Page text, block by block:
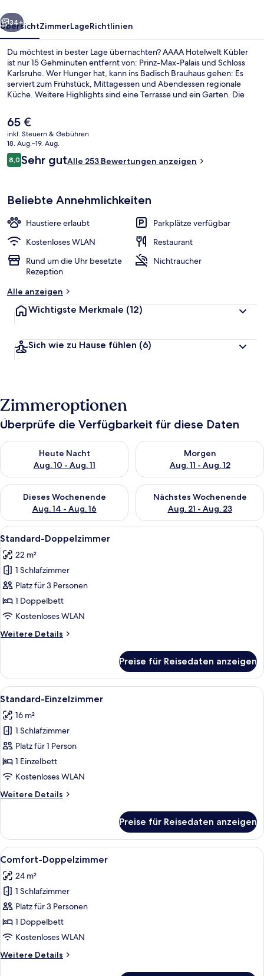
Weiter
34+
ÜbersichtZimmerLageRichtlinien
Du möchtest in bester Lage übernachten? AAAA Hotelwelt Kübler
ist nur 15 Gehminuten entfernt von: Prinz-Max-Palais und Schloss
Karlsruhe. Wer Hunger hat, kann ins Badisch Brauhaus gehen: Es
serviert zum Frühstück, Mittagessen und Abendessen regionale
Küche. Weitere Highlights sind eine Terrasse und ein Garten. Die
entfernt: Zur Straßenbahnhaltestelle Marktplatz (Kaiserstraße U)
sind es 12 Minuten und zur Straßenbahnhaltestelle
Karlstor/Bundesgerichtshof 13 Minuten.
Der
aktuelle
Preis
beträgt
65 €.
65 €
inkl. Steuern & Gebühren
18. Aug.–19. Aug.
Bewertungen
8,08,0 von 10.
Sehr gutAlle 253 Bewertungen anzeigen
Beliebte Annehmlichkeiten
Haustiere erlaubt
Parkplätze verfügbar
Kostenloses WLAN
Restaurant
Rund um die Uhr besetzte
Rezeption
Nichtraucher
Alle anzeigen
Wichtigste Merkmale (12)
Sich wie zu Hause fühlen (6)
Zimmeroptionen
Überprüfe die Verfügbarkeit für diese Daten
Heute Nacht
Aug. 10 - Aug. 11
Überprüfe die Verfügbarkeit für heute Nacht, Aug. 10 - Aug.
Morgen
Aug. 11 - Aug. 12
Überprüfe die Verfügbarkeit
Dieses Wochenende
Aug. 14 - Aug. 16
Überprüfe die Verfügbarkeit für dieses Wochenende, Aug. 14
Nächstes Wochenende
Aug. 21 - Aug. 23
Überprüfe die Verfügbarkeit
Alle
Fotos
für
Standard-
Doppelzimmer
anzeigen
Ein Hotelzimmer mit einem großen
5
Standard-Doppelzimmer
22 m²
1 Schlafzimmer
Platz für 3 Personen
1 Doppelbett
Kostenloses WLAN
Weitere Details
Weitere
Doppelzimmer
Preise für Reisedaten anzeigen
Alle
Fotos
für
Standard-
Einzelzimmer
anzeigen
Ein Hotelzimmer mit Bett, Sessel,
7
Standard-Einzelzimmer
16 m²
1 Schlafzimmer
Platz für 1 Person
1 Einzelbett
Kostenloses WLAN
Weitere Details
Weitere
Einzelzimmer
Preise für Reisedaten anzeigen
Alle
Fotos
für
Comfort-
Doppelzimmer
anzeigen
Ein Hotelzimmer mit einem
7
Comfort-Doppelzimmer
24 m²
1 Schlafzimmer
Platz für 3 Personen
1 Doppelbett
Kostenloses WLAN
Weitere Details
Weitere